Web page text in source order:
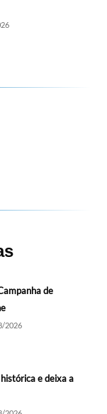
de
2026
e deixa a